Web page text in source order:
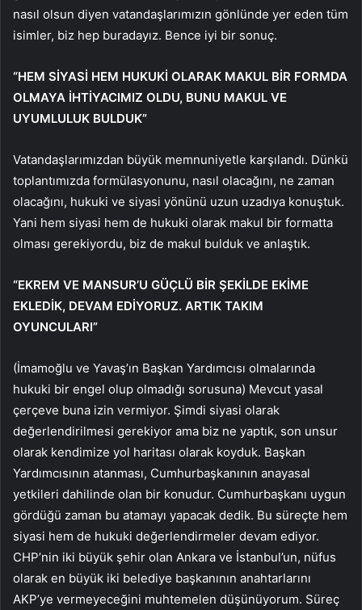
nasıl olsun diyen vatandaşlarımızın gönlünde yer eden tüm
isimler, biz hep buradayız. Bence iyi bir sonuç.
“HEM SİYASİ HEM HUKUKİ OLARAK MAKUL BİR FORMDA
OLMAYA İHTİYACIMIZ OLDU, BUNU MAKUL VE
UYUMLULUK BULDUK”
Vatandaşlarımızdan büyük memnuniyetle karşılandı. Dünkü
toplantımızda formülasyonunu, nasıl olacağını, ne zaman
olacağını, hukuki ve siyasi yönünü uzun uzadıya konuştuk.
Yani hem siyasi hem de hukuki olarak makul bir formatta
olması gerekiyordu, biz de makul bulduk ve anlaştık.
“EKREM VE MANSUR’U GÜÇLÜ BİR ŞEKİLDE EKİME
EKLEDİK, DEVAM EDİYORUZ. ARTIK TAKIM
OYUNCULARI”
(İmamoğlu ve Yavaş’ın Başkan Yardımcısı olmalarında
hukuki bir engel olup olmadığı sorusuna) Mevcut yasal
çerçeve buna izin vermiyor. Şimdi siyasi olarak
değerlendirilmesi gerekiyor ama biz ne yaptık, son unsur
olarak kendimize yol haritası olarak koyduk. Başkan
Yardımcısının atanması, Cumhurbaşkanının anayasal
yetkileri dahilinde olan bir konudur. Cumhurbaşkanı uygun
gördüğü zaman bu atamayı yapacak dedik. Bu süreçte hem
siyasi hem de hukuki değerlendirmeler devam ediyor.
CHP’nin iki büyük şehir olan Ankara ve İstanbul’un, nüfus
olarak en büyük iki belediye başkanının anahtarlarını
AKP’ye vermeyeceğini muhtemelen düşünüyorum. Süreç